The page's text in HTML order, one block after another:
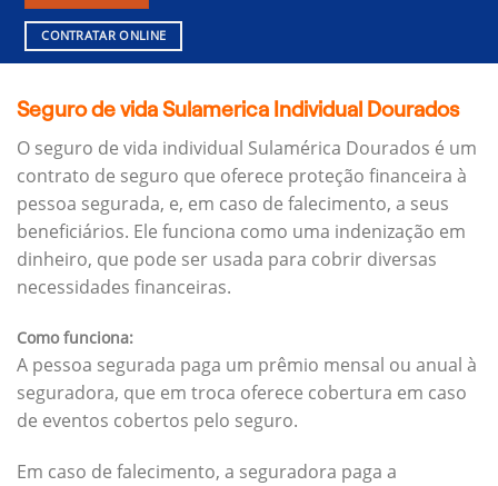
CONTRATAR ONLINE
Seguro de vida Sulamerica Individual Dourados
O seguro de vida individual Sulamérica Dourados é um
contrato de seguro que oferece proteção financeira à
pessoa segurada, e, em caso de falecimento, a seus
beneficiários. Ele funciona como uma indenização em
dinheiro, que pode ser usada para cobrir diversas
necessidades financeiras.
Como funciona:
A pessoa segurada paga um prêmio mensal ou anual à
seguradora, que em troca oferece cobertura em caso
de eventos cobertos pelo seguro.
Em caso de falecimento, a seguradora paga a